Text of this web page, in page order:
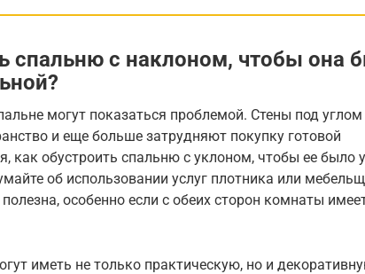
спальню с наклоном, чтобы она
могут показаться проблемой. Стены под углом
и еще больше затрудняют покупку готовой
как обустроить спальню с уклоном, чтобы ее было
об использовании услуг плотника или
особенно если с обеих сторон комнаты
иметь не только практическую, но и